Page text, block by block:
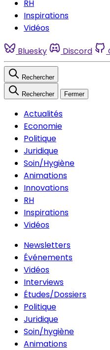
RH
Inspirations
Vidéos
Bluesky Discord
Rechercher
Rechercher Fermer
Actualités
Economie
Politique
Juridique
Soin/Hygiène
Animations
Innovations
RH
Inspirations
Vidéos
Newsletters
Événements
Vidéos
Interviews
Études/Dossiers
Politique
Juridique
Soin/hygiène
Animations